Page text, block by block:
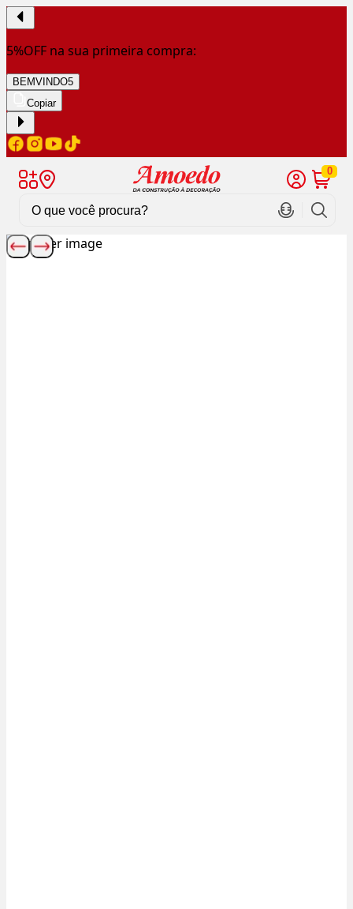
5%OFF na sua primeira compra:
BEMVINDO5
Copiar
0
Slide1de 10